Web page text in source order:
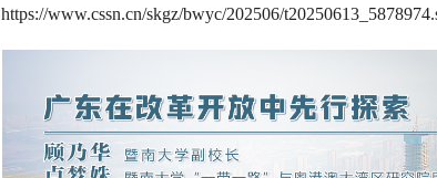
https://www.cssn.cn/skgz/bwyc/202506/